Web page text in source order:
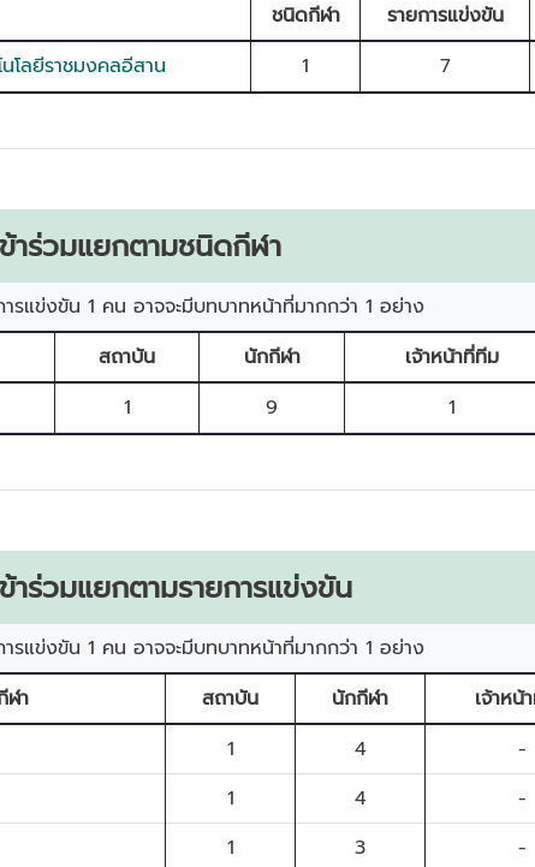
ชนิดกีฬา รายการแข่งขัน
โลยีราชมงคลอีสาน 1 7
าร่วมแยกตามชนิดกีฬา
ารแข่งขัน 1 คน อาจจะมีบทบาทหน้าที่มากกว่า 1 อย่าง
สถาบัน นักกีฬา เจ้าหน้าที่ทีม
1 9 1
าร่วมแยกตามรายการแข่งขัน
ารแข่งขัน 1 คน อาจจะมีบทบาทหน้าที่มากกว่า 1 อย่าง
ฬา สถาบัน นักกีฬา เจ้าหน้
1 4 -
1 4 -
1 3 -